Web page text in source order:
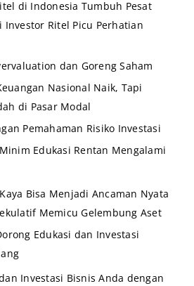
di Indonesia Tumbuh Pesat
Investor Ritel Picu Perhatian
dan Goreng Saham
Nasional Naik, Tapi
di Pasar Modal
Pemahaman Risiko Investasi
Edukasi Rentan Mengalami
Bisa Menjadi Ancaman Nyata
Memicu Gelembung Aset
Edukasi dan Investasi
Investasi Bisnis Anda dengan